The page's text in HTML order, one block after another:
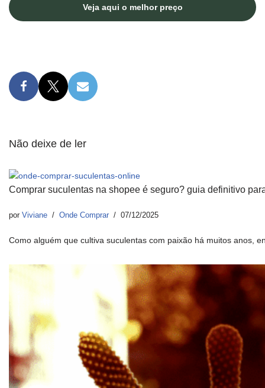
Veja aqui o melhor preço
Não deixe de ler
Comprar suculentas na shopee é seguro? guia definitivo
por Viviane Onde Comprar 07/12/2025
Como alguém que cultiva suculentas com paixão há muitos anos,